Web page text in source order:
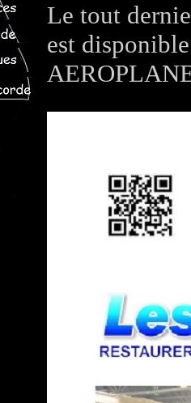
Le tout
est